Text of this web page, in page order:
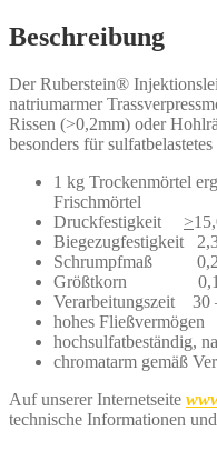
Beschreibung
Der Ruberstein®
natriumarmer
Rissen (>0,2mm) oder
besonders für
1 kg Trockenmörtel
Frischmörtel
Druckfestigkeit >
Biegezugfestigkeit
Schrumpfmaß
Größtkorn
Verarbeitungszeit 30
hohes Fließvermögen
hochsulfatbeständig,
chromatarm gemäß
Auf unserer Internetseite
technische Informationen